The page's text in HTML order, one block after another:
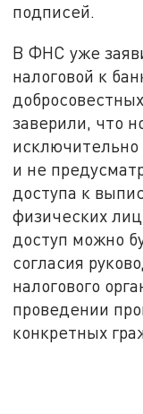
подписей.
В ФНС уже
налоговой к
заверили, что
исключительно
и не
доступа к
физических
доступ можно
согласия
налогового
проведении
конкретных